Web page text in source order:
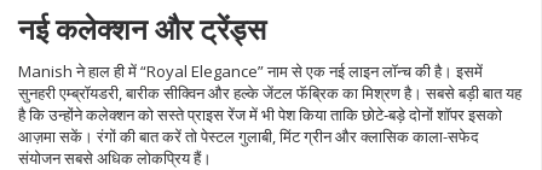
नई कलेक्शन और ट्रेंड्स
Manish ने हाल ही में “Royal Elegance” नाम से एक नई लाइन लॉन्च की है। इसमें
सुनहरी एम्ब्रॉयडरी, बारीक सीक्विन और हल्के जेंटल फॅब्रिक का मिश्रण है। सबसे बड़ी बात यह
है कि उन्होंने कलेक्शन को सस्ते प्राइस रेंज में भी पेश किया ताकि छोटे‑बड़े दोनों शॉपर इसको
आज़मा सकें। रंगों की बात करें तो पेस्टल गुलाबी, मिंट ग्रीन और क्लासिक काला-सफेद
संयोजन सबसे अधिक लोकप्रिय हैं।